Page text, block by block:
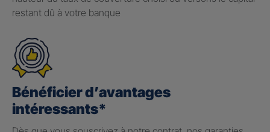
restant dû à votre banque
Bénéficier d’avantages
intéressants*